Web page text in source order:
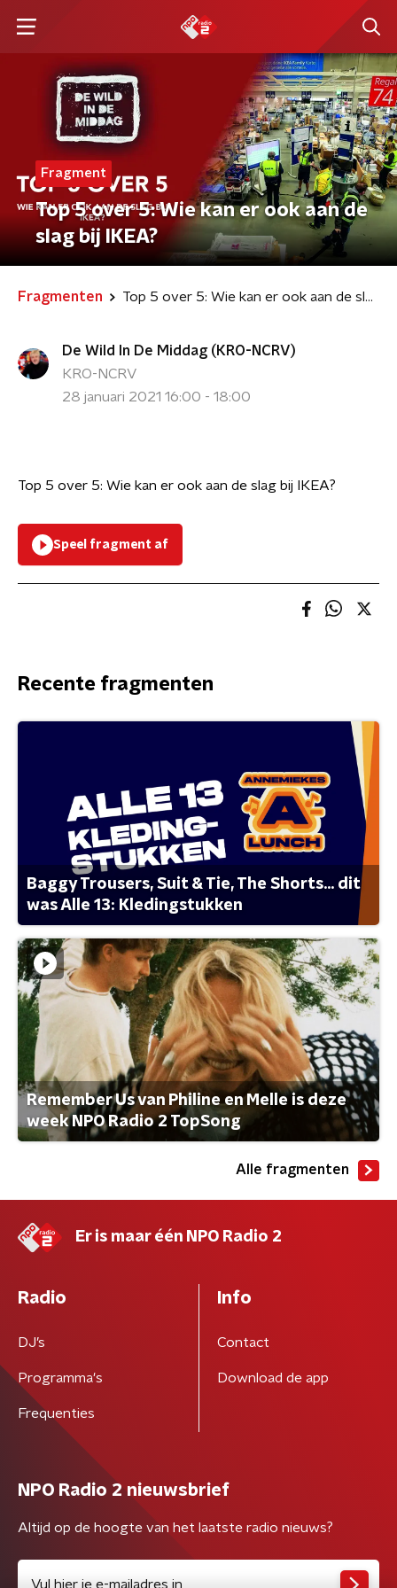
Fragment
Top 5 over 5: Wie kan er ook aan de
slag bij IKEA?
Fragmenten Top 5 over 5: Wie kan er ook aan de slag bij IKEA?
De Wild In De Middag (KRO-NCRV)
KRO-NCRV
28 januari 2021 16:00 - 18:00
Top 5 over 5: Wie kan er ook aan de slag bij IKEA?
Speel fragment af
Recente fragmenten
Baggy Trousers, Suit & Tie, The Shorts... dit
was Alle 13: Kledingstukken
Remember Us van Philine en Melle is deze
week NPO Radio 2 TopSong
Alle fragmenten
Er is maar één NPO Radio 2
Radio
DJ’s
Programma's
Frequenties
Info
Contact
Download de app
NPO Radio 2 nieuwsbrief
Altijd op de hoogte van het laatste radio nieuws?